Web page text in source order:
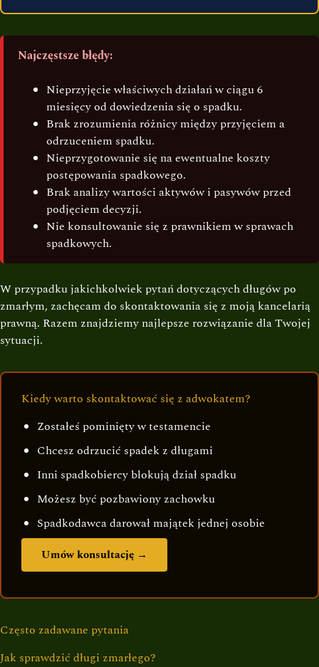
Najczęstsze błędy:
Nieprzyjęcie właściwych działań w ciągu 6
miesięcy od dowiedzenia się o spadku.
Brak zrozumienia różnicy między przyjęciem a
odrzuceniem spadku.
Nieprzygotowanie się na ewentualne koszty
postępowania spadkowego.
Brak analizy wartości aktywów i pasywów przed
podjęciem decyzji.
Nie konsultowanie się z prawnikiem w sprawach
spadkowych.
W przypadku jakichkolwiek pytań dotyczących długów po
zmarłym, zachęcam do skontaktowania się z moją kancelarią
prawną. Razem znajdziemy najlepsze rozwiązanie dla Twojej
sytuacji.
Kiedy warto skontaktować się z adwokatem?
Zostałeś pominięty w testamencie
Chcesz odrzucić spadek z długami
Inni spadkobiercy blokują dział spadku
Możesz być pozbawiony zachowku
Spadkodawca darował majątek jednej osobie
Umów konsultację →
Często zadawane pytania
Jak sprawdzić długi zmarłego?